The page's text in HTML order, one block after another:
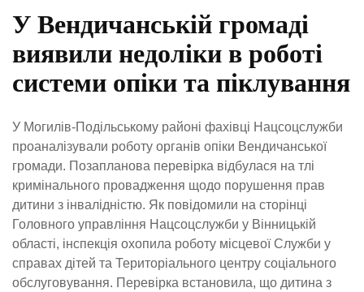
У Вендичанській громаді
виявили недоліки в роботі
системи опіки та піклування
У Могилів-Подільському районі фахівці Нацсоцслужби
проаналізували роботу органів опіки Вендичанської
громади. Позапланова перевірка відбулася на тлі
кримінального провадження щодо порушення прав
дитини з інвалідністю. Як повідомили на сторінці
Головного управління Нацсоцслужби у Вінницькій
області, інспекція охопила роботу місцевої Служби у
справах дітей та Територіального центру соціального
обслуговування. Перевірка встановила, що дитина з